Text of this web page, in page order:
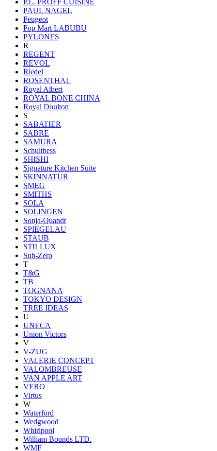
PAUL NAGEL
Peugeot
Pop Mart LABUBU
PYLONES
R
REGENT
REVOL
Riedel
ROSENTHAL
Royal Albert
ROYAL BONE CHINA
Royal Doulton
S
SABATIER
SABRE
SAMURA
Schulthess
SHISHI
Signature Kitchen Suite
SKINNATUR
SMEG
SMITHS
SOLA
SOLINGEN
Sonja-Quandt
SPIEGELAU
STAUB
STILLUX
Sub-Zero
T
T&G
TB
TOGNANA
TOKYO DESIGN
TREE IDEAS
U
UNECA
Union Victors
V
V-ZUG
VALERIE CONCEPT
VALOMBREUSE
VAN APPLE ART
VERO
Virtus
W
Waterford
Wedgwood
Whirlpool
William Bounds LTD.
WMF